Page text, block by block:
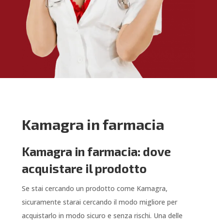
Kamagra in farmacia
Kamagra in farmacia: dove
acquistare il prodotto
Se stai cercando un prodotto come Kamagra,
sicuramente starai cercando il modo migliore per
acquistarlo in modo sicuro e senza rischi. Una delle